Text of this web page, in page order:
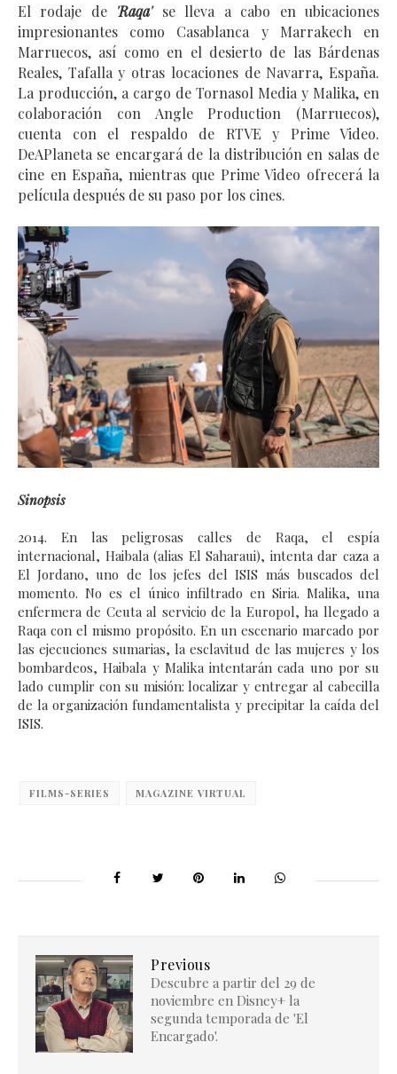
El rodaje de 'Raqa' se lleva a cabo en ubicaciones
impresionantes como Casablanca y Marrakech en
Marruecos, así como en el desierto de las Bárdenas
Reales, Tafalla y otras locaciones de Navarra, España.
La producción, a cargo de Tornasol Media y Malika, en
colaboración con Angle Production (Marruecos),
cuenta con el respaldo de RTVE y Prime Video.
DeAPlaneta se encargará de la distribución en salas de
cine en España, mientras que Prime Video ofrecerá la
película después de su paso por los cines.
Sinopsis
2014. En las peligrosas calles de Raqa, el espía
internacional, Haibala (alias El Saharaui), intenta dar caza a
El Jordano, uno de los jefes del ISIS más buscados del
momento. No es el único infiltrado en Siria. Malika, una
enfermera de Ceuta al servicio de la Europol, ha llegado a
Raqa con el mismo propósito. En un escenario marcado por
las ejecuciones sumarias, la esclavitud de las mujeres y los
bombardeos, Haibala y Malika intentarán cada uno por su
lado cumplir con su misión: localizar y entregar al cabecilla
de la organización fundamentalista y precipitar la caída del
ISIS.
FILMS-SERIES MAGAZINE VIRTUAL
Previous
Descubre a partir del 29 de
noviembre en Disney+ la
segunda temporada de 'El
Encargado'.